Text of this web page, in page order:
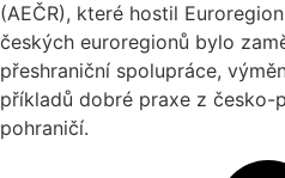
(AEČR), které hostil
českých euroregionů bylo
přeshraniční spolupráce,
příkladů dobré praxe z česko-
pohraničí.